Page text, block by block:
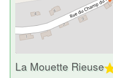
La Mouette Rieuse